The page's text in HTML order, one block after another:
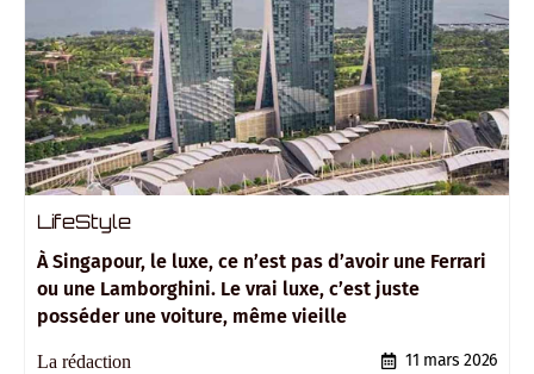
LifeStyle
À Singapour, le luxe, ce n’est pas d’avoir une Ferrari
ou une Lamborghini. Le vrai luxe, c’est juste
posséder une voiture, même vieille
La rédaction 11 mars 2026